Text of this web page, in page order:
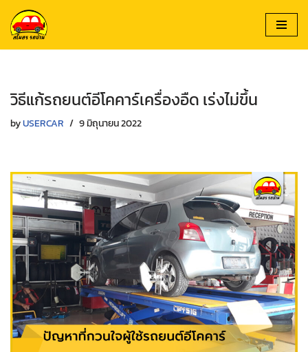
Skip
to
วิธีแก้รถยนต์อีโคคาร์เครื่องอืด เร่งไม่ขึ้น
byUSERCAR 9 มิถุนายน 2022